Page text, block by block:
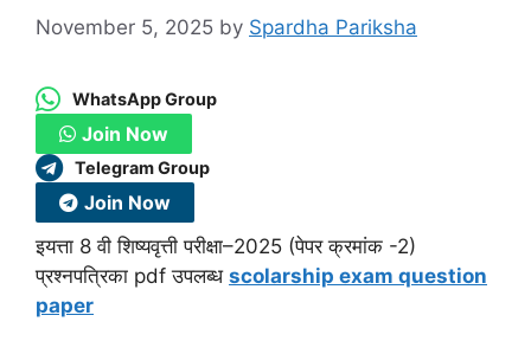
November 5, 2025 by Spardha Pariksha
WhatsApp Group
Join Now
Telegram Group
Join Now
इयत्ता 8 वी शिष्यवृत्ती परीक्षा–2025 (पेपर क्रमांक -2)
प्रश्नपत्रिका pdf उपलब्ध scolarship exam question
paper